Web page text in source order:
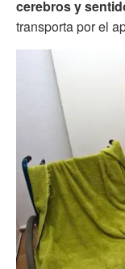
cerebros y
transporta por el